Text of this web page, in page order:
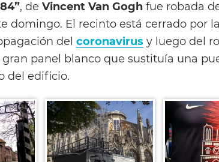
, de Vincent Van Gogh fue robada
domingo. El recinto está cerrado por
del coronavirus y luego del
panel blanco que sustituía una
del edificio.